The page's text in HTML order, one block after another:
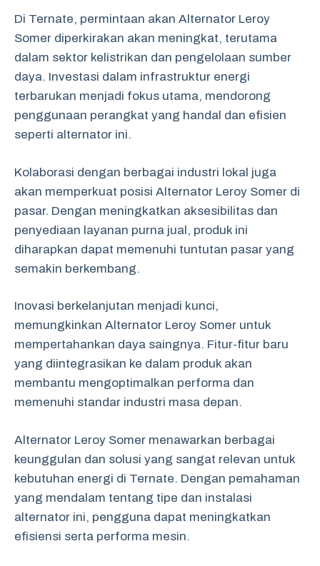
Di Ternate, permintaan akan Alternator Leroy
Somer diperkirakan akan meningkat, terutama
dalam sektor kelistrikan dan pengelolaan sumber
daya. Investasi dalam infrastruktur energi
terbarukan menjadi fokus utama, mendorong
penggunaan perangkat yang handal dan efisien
seperti alternator ini.
Kolaborasi dengan berbagai industri lokal juga
akan memperkuat posisi Alternator Leroy Somer di
pasar. Dengan meningkatkan aksesibilitas dan
penyediaan layanan purna jual, produk ini
diharapkan dapat memenuhi tuntutan pasar yang
semakin berkembang.
Inovasi berkelanjutan menjadi kunci,
memungkinkan Alternator Leroy Somer untuk
mempertahankan daya saingnya. Fitur-fitur baru
yang diintegrasikan ke dalam produk akan
membantu mengoptimalkan performa dan
memenuhi standar industri masa depan.
Alternator Leroy Somer menawarkan berbagai
keunggulan dan solusi yang sangat relevan untuk
kebutuhan energi di Ternate. Dengan pemahaman
yang mendalam tentang tipe dan instalasi
alternator ini, pengguna dapat meningkatkan
efisiensi serta performa mesin.